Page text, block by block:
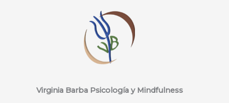
Virginia Barba Psicología y Mindfulness